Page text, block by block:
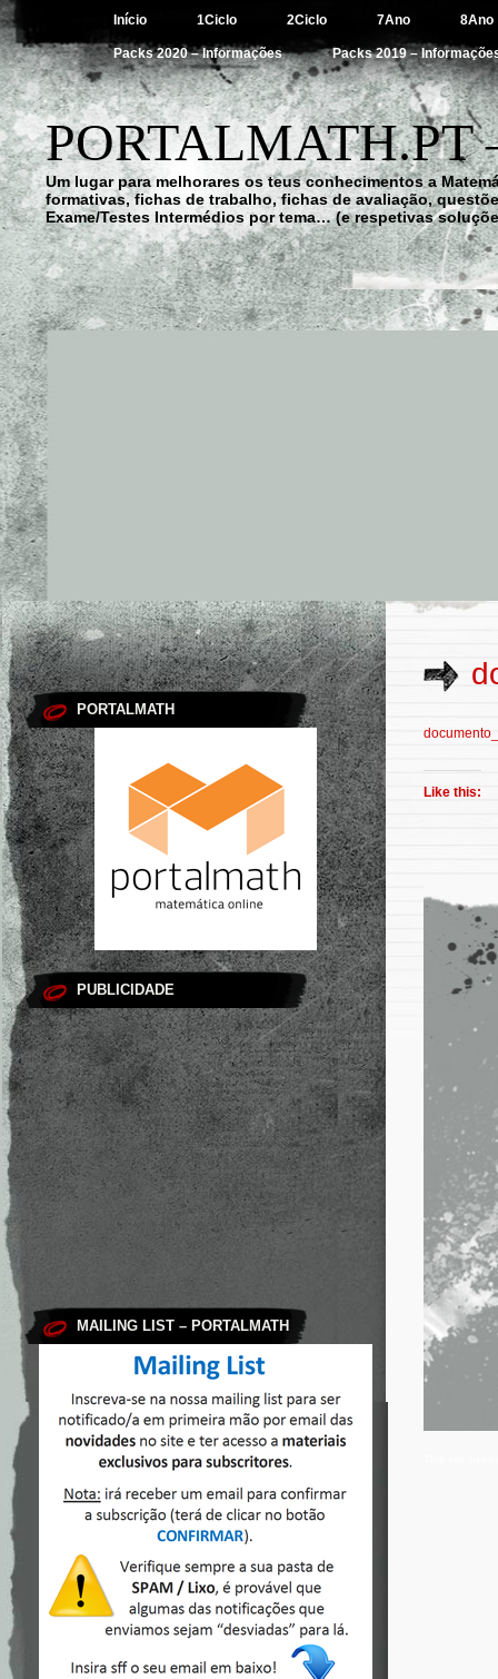
Início 1Ciclo 2Ciclo 7Ano 8Ano
Packs 2020 – Informações Packs 2019 –
Um lugar para melhorares os teus conhecimentos a
formativas, fichas de trabalho, fichas de avaliação,
Exame/Testes Intermédios por tema… (e respetivas
PORTALMATH
PUBLICIDADE
MAILING LIST – PORTALMATH
Like this: